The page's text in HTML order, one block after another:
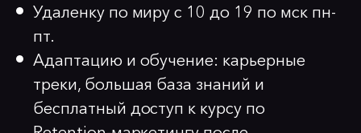
Удаленку по миру с 10 до 19 по мск пн-
пт.
Адаптацию и обучение: карьерные
треки, большая база знаний и
бесплатный доступ к курсу по